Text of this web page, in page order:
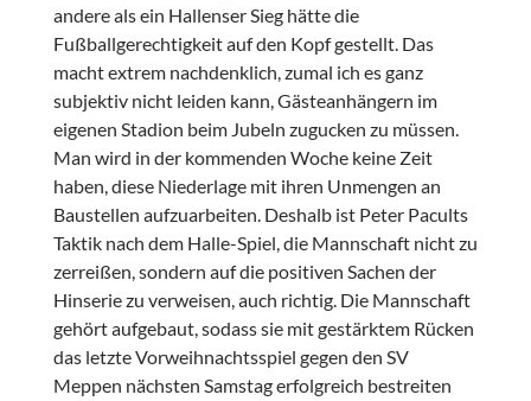
andere als ein Hallenser Sieg hätte die
Fußballgerechtigkeit auf den Kopf gestellt. Das
macht extrem nachdenklich, zumal ich es ganz
subjektiv nicht leiden kann, Gästeanhängern im
eigenen Stadion beim Jubeln zugucken zu müssen.
Man wird in der kommenden Woche keine Zeit
haben, diese Niederlage mit ihren Unmengen an
Baustellen aufzuarbeiten. Deshalb ist Peter Pacults
Taktik nach dem Halle-Spiel, die Mannschaft nicht zu
zerreißen, sondern auf die positiven Sachen der
Hinserie zu verweisen, auch richtig. Die Mannschaft
gehört aufgebaut, sodass sie mit gestärktem Rücken
das letzte Vorweihnachtsspiel gegen den SV
Meppen nächsten Samstag erfolgreich bestreiten